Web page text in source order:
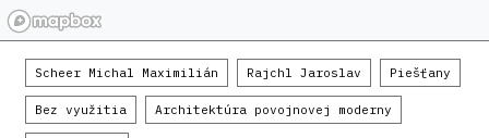
Scheer Michal Maximilián Rajchl Jaroslav Piešťany
Bez využitia Architektúra povojnovej moderny